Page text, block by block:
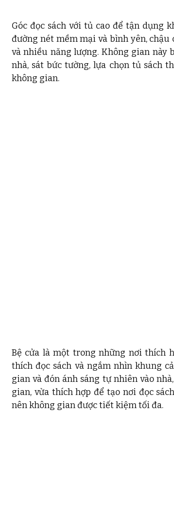
Góc đọc sách với tủ cao để tận dụng
đường nét mềm mại và bình yên,
và nhiều năng lượng. Không gian này
nhà, sát bức tường, lựa chọn tủ sách
không gian.
Bệ cửa là một trong những nơi thích
thích đọc sách và ngắm nhìn khung
gian và đón ánh sáng tự nhiên vào
gian, vừa thích hợp để tạo nơi đọc
nên không gian được tiết kiệm tối đa.